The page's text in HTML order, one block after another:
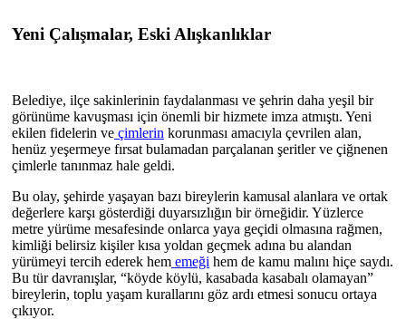
Yeni Çalışmalar, Eski Alışkanlıklar
Belediye, ilçe sakinlerinin faydalanması ve şehrin daha yeşil bir
görünüme kavuşması için önemli bir hizmete imza atmıştı. Yeni
ekilen fidelerin ve çimlerin korunması amacıyla çevrilen alan,
henüz yeşermeye fırsat bulamadan parçalanan şeritler ve çiğnenen
çimlerle tanınmaz hale geldi.
Bu olay, şehirde yaşayan bazı bireylerin kamusal alanlara ve ortak
değerlere karşı gösterdiği duyarsızlığın bir örneğidir. Yüzlerce
metre yürüme mesafesinde onlarca yaya geçidi olmasına rağmen,
kimliği belirsiz kişiler kısa yoldan geçmek adına bu alandan
yürümeyi tercih ederek hem emeği hem de kamu malını hiçe saydı.
Bu tür davranışlar, “köyde köylü, kasabada kasabalı olamayan”
bireylerin, toplu yaşam kurallarını göz ardı etmesi sonucu ortaya
çıkıyor.